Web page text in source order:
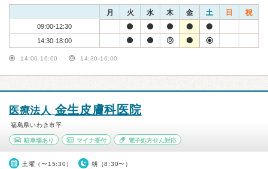
月 火 水 木 金 土 日 祝
09:00-12:30
14:30-18:00
14:00-16:00 14:30-16:00
医療法人 金生皮膚科医院
福島県いわき市平
駐車場あり マイナ受付 電子処方せん対応
土曜（〜15:30） 朝（8:30〜）